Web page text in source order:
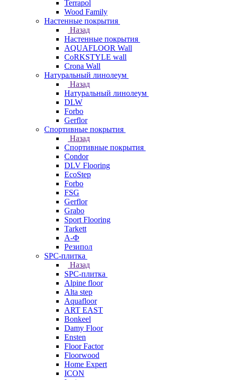
Terrapol
Wood Family
Настенные покрытия
Назад
Настенные покрытия
AQUAFLOOR Wall
CoRKSTYLE wall
Crona Wall
Натуральный линолеум
Назад
Натуральный линолеум
DLW
Forbo
Gerflor
Спортивные покрытия
Назад
Спортивные покрытия
Condor
DLV Flooring
EcoStep
Forbo
FSG
Gerflor
Grabo
Sport Flooring
Tarkett
А-Ф
Резипол
SPC-плитка
Назад
SPC-плитка
Alpine floor
Alta step
Aquafloor
ART EAST
Bonkeel
Damy Floor
Ensten
Floor Factor
Floorwood
Home Expert
ICON